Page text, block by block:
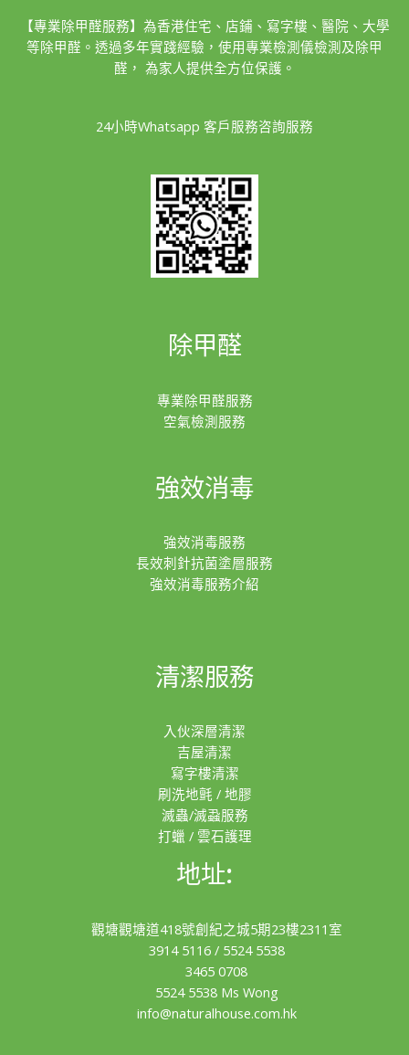
【專業除甲醛服務】為香港住宅、店鋪、寫字樓、醫院、大學
等除甲醛。透過多年實踐經驗，使用專業檢測儀檢測及除甲
醛， 為家人提供全方位保護。
24小時Whatsapp 客戶服務咨詢服務
除甲醛
專業除甲醛服務
空氣檢測服務
強效消毒
強效消毒服務
長效刺針抗菌塗層服務
強效消毒服務介紹
清潔服務
入伙深層清潔
吉屋清潔
寫字樓清潔
刷洗地氈 / 地膠
滅蟲/滅蝨服務
打蠟 / 雲石護理
地址:
觀塘觀塘道418號創紀之城5期23樓2311室
3914 5116/ 5524 5538
3465 0708
5524 5538 Ms Wong
info@naturalhouse.com.hk